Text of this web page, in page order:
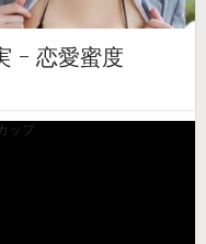
– 恋愛蜜度